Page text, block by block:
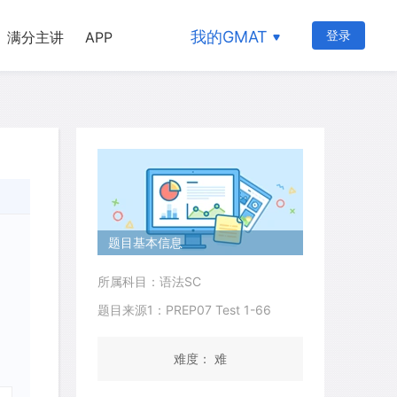
满分主讲 APP 我的GMAT 登录
题目基本信息
所属科目：语法SC
题目来源1：PREP07 Test 1-66
难度： 难